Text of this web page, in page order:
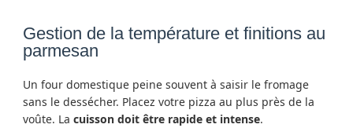
Gestion de la température et finitions au
parmesan
Un four domestique peine souvent à saisir le fromage
sans le dessécher. Placez votre pizza au plus près de la
voûte. La cuisson doit être rapide et intense.